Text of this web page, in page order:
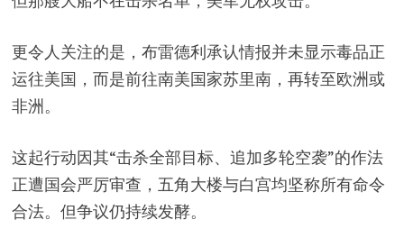
更令人关注的是，布雷德利承认情报并未显示毒品正
运往美国，而是前往南美国家苏里南，再转至欧洲或
非洲。
这起行动因其“击杀全部目标、追加多轮空袭”的作法
正遭国会严厉审查，五角大楼与白宫均坚称所有命令
合法。但争议仍持续发酵。